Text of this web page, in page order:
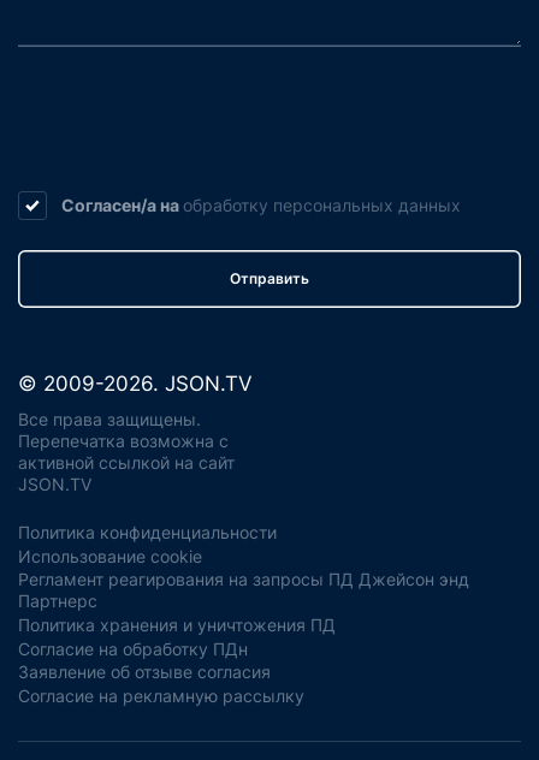
Согласен/а на обработку персональных данных
Отправить
© 2009-2026. JSON.TV
Все права защищены.
Перепечатка возможна с
активной ссылкой на сайт
JSON.TV
Политика конфиденциальности
Использование cookie
Регламент реагирования на запросы ПД Джейсон энд
Партнерс
Политика хранения и уничтожения ПД
Согласие на обработку ПДн
Заявление об отзыве согласия
Согласие на рекламную рассылку